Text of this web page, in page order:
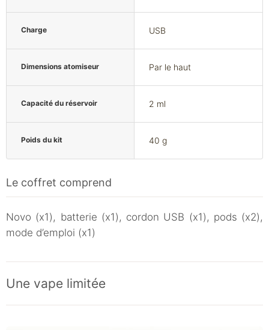
Charge USB
Dimensions atomiseur Par le haut
Capacité du réservoir 2 ml
Poids du kit 40 g
Le coffret comprend
Novo (x1), batterie (x1), cordon USB (x1), pods (x2),
mode d’emploi (x1)
Une vape limitée